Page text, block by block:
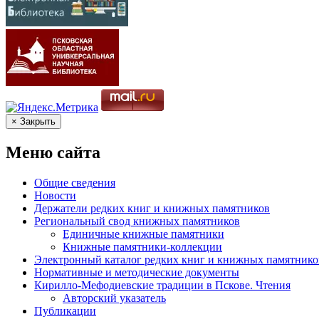
× Закрыть
Меню сайта
Общие сведения
Новости
Держатели редких книг и книжных памятников
Региональный свод книжных памятников
Единичные книжные памятники
Книжные памятники-коллекции
Электронный каталог редких книг и книжных
Нормативные и методические документы
Кирилло-Мефодиевские традиции в Пскове. Чтения
Авторский указатель
Публикации